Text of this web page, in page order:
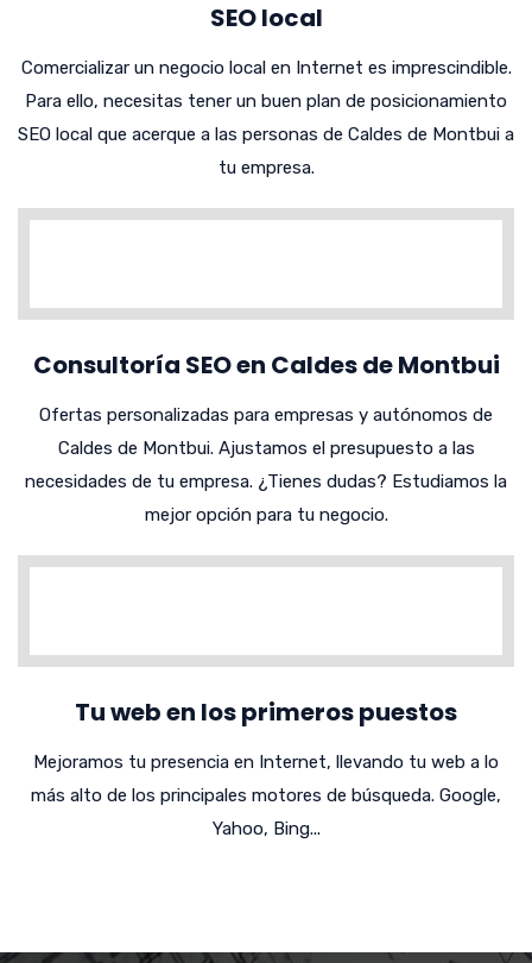
SEO local
Comercializar un negocio local en Internet es imprescindible.
Para ello, necesitas tener un buen plan de posicionamiento
SEO local que acerque a las personas de Caldes de Montbui a
tu empresa.
Consultoría SEO en Caldes de Montbui
Ofertas personalizadas para empresas y autónomos de
Caldes de Montbui. Ajustamos el presupuesto a las
necesidades de tu empresa. ¿Tienes dudas? Estudiamos la
mejor opción para tu negocio.
Tu web en los primeros puestos
Mejoramos tu presencia en Internet, llevando tu web a lo
más alto de los principales motores de búsqueda. Google,
Yahoo, Bing...